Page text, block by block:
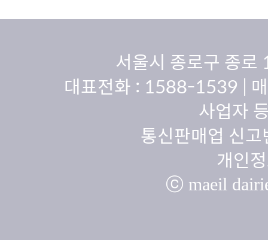
서울시 종로구 종
대표전화 : 1588-1539 |
사업자
통신판매업 신
개인
ⓒ maeil